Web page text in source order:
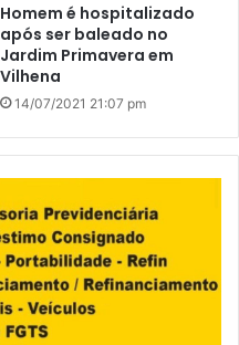
Homem é hospitalizado
após ser baleado no
Jardim Primavera em
Vilhena
14/07/2021 21:07 pm